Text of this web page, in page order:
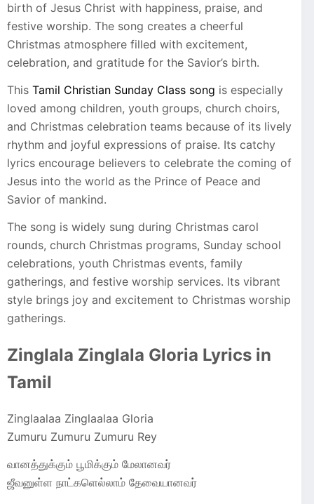
birth of Jesus Christ with happiness, praise, and
festive worship. The song creates a cheerful
Christmas atmosphere filled with excitement,
celebration, and gratitude for the Savior’s birth.
This Tamil Christian Sunday Class song is especially
loved among children, youth groups, church choirs,
and Christmas celebration teams because of its lively
rhythm and joyful expressions of praise. Its catchy
lyrics encourage believers to celebrate the coming of
Jesus into the world as the Prince of Peace and
Savior of mankind.
The song is widely sung during Christmas carol
rounds, church Christmas programs, Sunday school
celebrations, youth Christmas events, family
gatherings, and festive worship services. Its vibrant
style brings joy and excitement to Christmas worship
gatherings.
Zinglala Zinglala Gloria Lyrics in
Tamil
Zinglaalaa Zinglaalaa Gloria
Zumuru Zumuru Zumuru Rey
வானத்துக்கும் பூமிக்கும் மேலானவர்
ஜீவனுள்ள நாட்களெல்லாம் தேவையானவர்